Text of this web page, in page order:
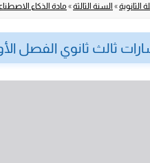
الثانوية» السنة الثالثة» مادة الذكاء
ثالث ثانوي الفصل